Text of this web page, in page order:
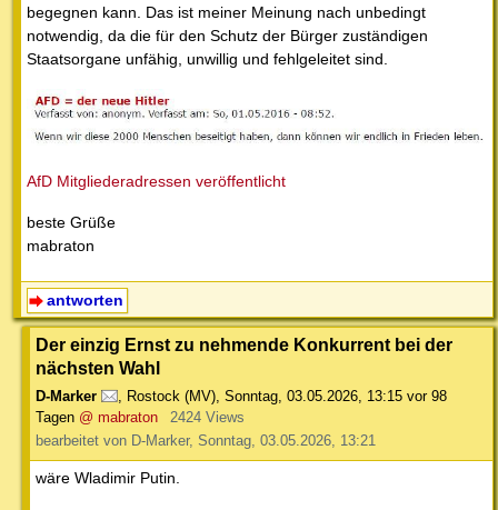
begegnen kann. Das ist meiner Meinung nach unbedingt
notwendig, da die für den Schutz der Bürger zuständigen
Staatsorgane unfähig, unwillig und fehlgeleitet sind.
AfD Mitgliederadressen veröffentlicht
beste Grüße
mabraton
antworten
Der einzig Ernst zu nehmende Konkurrent bei der
nächsten Wahl
D-Marker Rostock (MV) Sonntag, 03.05.2026, 13:15 vor 98
Tagen @ mabraton
2424 Views
bearbeitet von D-Marker, Sonntag, 03.05.2026, 13:21
wäre Wladimir Putin.